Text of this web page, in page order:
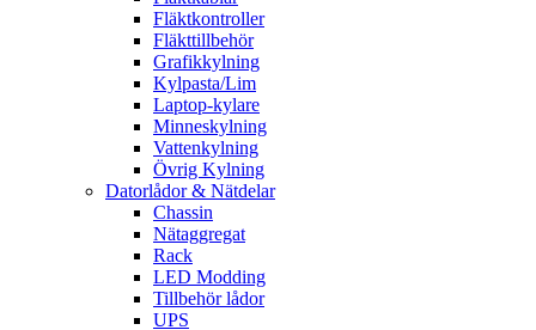
Fläktkontroller
Fläkttillbehör
Grafikkylning
Kylpasta/Lim
Laptop-kylare
Minneskylning
Vattenkylning
Övrig Kylning
Datorlådor & Nätdelar
Chassin
Nätaggregat
Rack
LED Modding
Tillbehör lådor
UPS